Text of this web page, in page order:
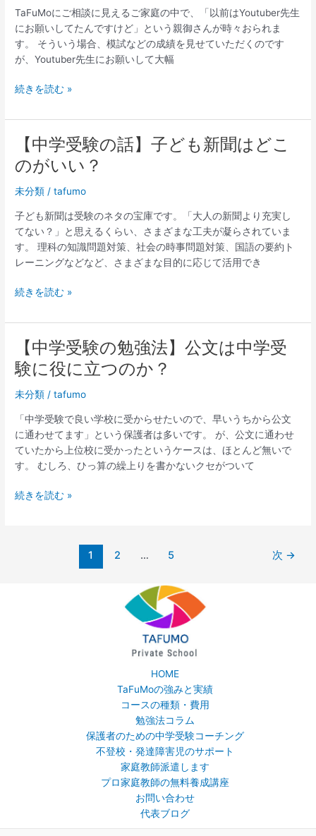
と
思
っ
た
こ
を
ッ
TaFuMoにご相談に見えるご家庭の中で、「以前はYoutuber先生
にお願いしてたんですけど」という親御さんが時々おられま
す。 そういう場合、模試などの成績を見せていただくのです
が、Youtuber先生にお願いして大幅
話】
カ
リ
ス
Youtuber
何
だ
う。
続きを読む »
【中学受験の話】子ども新聞はどこ
のがいい？
未分類 /tafumo
子ども新聞は受験のネタの宝庫です。「大人の新聞より充実し
てない？」と思えるくらい、さまざまな工夫が凝らされていま
す。 理科の知識問題対策、社会の時事問題対策、国語の要約ト
レーニングなどなど、さまざまな目的に応じて活用でき
【中
受
験
話】
子
ど
も
聞
の
が
い
続きを読む »
【中学受験の勉強法】公文は中学受
験に役に立つのか？
未分類 /tafumo
「中学受験で良い学校に受からせたいので、早いうちから公文
に通わせてます」という保護者は多いです。 が、公文に通わせ
ていたから上位校に受かったというケースは、ほとんど無いで
す。 むしろ、ひっ算の繰上りを書かないクセがついて
【中
学
受
験
勉
強
法】
公
は
続きを読む »
1 2 … 5 次 →
HOME
TaFuMoの強みと実績
コースの種類・費用
勉強法コラム
保護者のための中学受験コーチング
不登校・発達障害児のサポート
家庭教師派遣します
プロ家庭教師の無料養成講座
お問い合わせ
代表ブログ